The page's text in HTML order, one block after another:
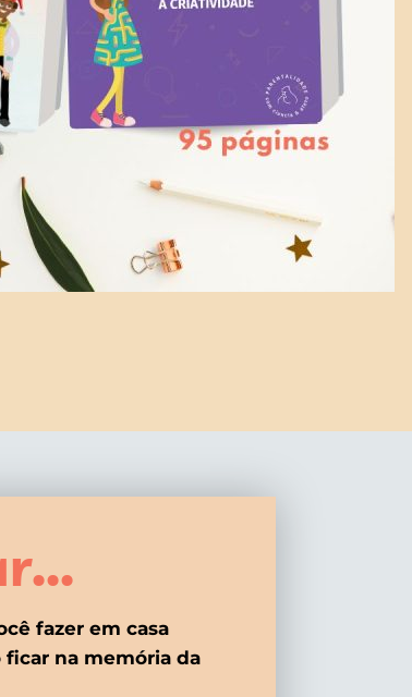
fazer em casa
na memória da